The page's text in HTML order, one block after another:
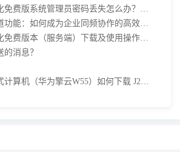
接而连本地化免费版系统管理员密码丢失怎么办？两种解决方案帮你快速恢复权限
接而连的频道功能：如何成为企业同频协作的高效枢纽？
接而连本地化免费版本（服务端）下载及使用操作手册
消息？
华为国产台式计算机（华为擎云W55）如何下载 J2L3x 客户端